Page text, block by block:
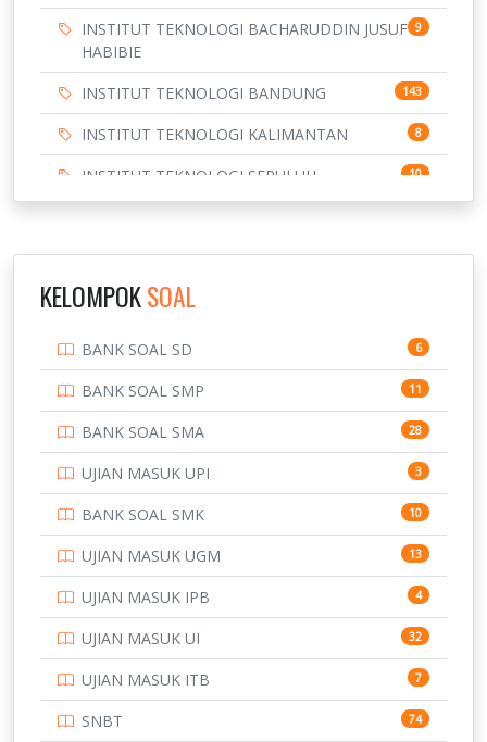
INSTITUT TEKNOLOGI BACHARUDDIN JUSUF
HABIBIE
9
INSTITUT TEKNOLOGI BANDUNG 143
INSTITUT TEKNOLOGI KALIMANTAN 8
INSTITUT TEKNOLOGI SEPULUH
NOVEMBER
10
3
169
7
PTDI STTD 4
133
SMA 146
SMK 231
SMP 134
STIP 2
153
KELOMPOKSOAL
BANK SOAL SD 6
BANK SOAL SMP 11
BANK SOAL SMA 28
UJIAN MASUK UPI 3
BANK SOAL SMK 10
UJIAN MASUK UGM 13
UJIAN MASUK IPB 4
UJIAN MASUK UI 32
UJIAN MASUK ITB 7
SNBT 74